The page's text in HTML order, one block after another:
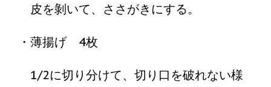
皮を剝いて、ささがきにする。
・薄揚げ 4枚
1/2に切り分けて、切り口を破れない様